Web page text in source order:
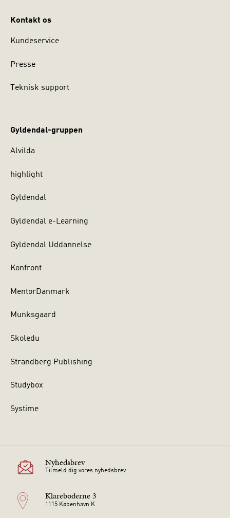
Kontakt os
Kundeservice
Presse
Teknisk support
Gyldendal-gruppen
Alvilda
highlight
Gyldendal
Gyldendal e-Learning
Gyldendal Uddannelse
Konfront
MentorDanmark
Munksgaard
Skoledu
Strandberg Publishing
Studybox
Systime
Nyhedsbrev
Tilmeld dig vores nyhedsbrev
Klareboderne 3
1115 København K